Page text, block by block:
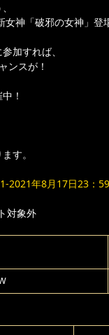
神「破邪の女神」登
加すれば、
ンスが！
！
す。
2021年8月17日23：59
対象外